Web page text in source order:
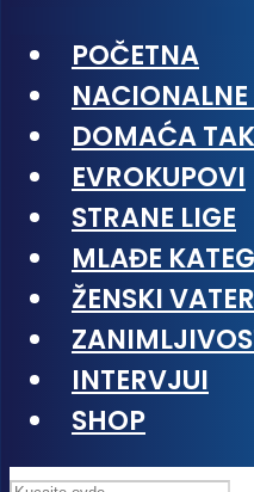
POČETNA
NACIONALNE
DOMAĆA
EVROKUPOVI
STRANE LIGE
MLAĐE
ŽENSKI
INTERVJUI
SHOP